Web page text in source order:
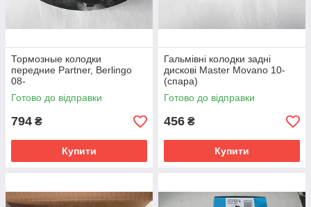
Тормозные колодки
передние Partner, Berlingo
08-
Готово до відправки
794 ₴
Купити
Гальмівні колодки задні
дискові Master Movano 10-
(спара)
Готово до відправки
456 ₴
Купити